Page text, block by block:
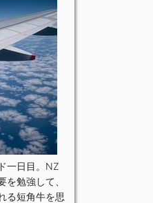
一日目。NZ
を勉強して、
る短角牛を思